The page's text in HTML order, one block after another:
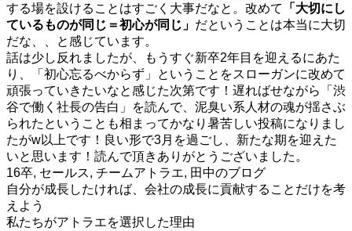
する場を設けることはすごく大事だなと。改めて
「大切にし
ているものが同じ＝初心が同じ」 だということは本当に大切
だな、、と感じています。
話は少し反れましたが、もうすぐ新卒2年目を迎えるにあた
り、「初心忘るべからず」ということをスローガンに改めて
頑張っていきたいなと感じた次第です！遅ればせながら「渋
谷で働く社長の告白」を読んで、泥臭い系人材の魂が揺さぶ
られたということも相まってかなり暑苦しい投稿になりまし
たがw以上です！良い形で3月を過ごし、新たな期を迎えた
いと思います！読んで頂きありがとうございました。
16卒, セールス, チームアトラエ, 田中のブログ
投
稿
自分が成長したければ、会社の成長に貢献することだけを考
えよう
私たちがアトラエを選択した理由